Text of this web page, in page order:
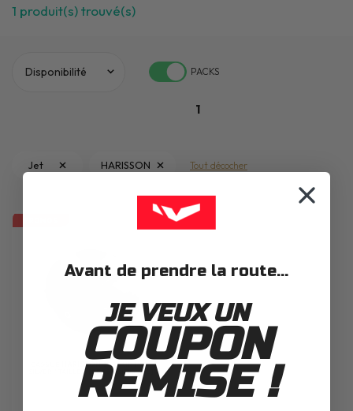
1 produit(s) trouvé(s)
PACKS
1
Jet HARISSON Tout décocher
HARISSONCORSAIR MATT
SILVER / TAILLE S [RECONDITIONNÉ]
Avant de prendre la route...
JE VEUX UN
COUPON
REMISE !